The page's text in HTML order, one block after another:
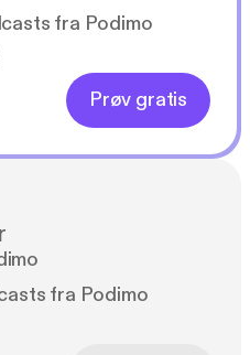
fra Podimo
Prøv gratis
fra Podimo